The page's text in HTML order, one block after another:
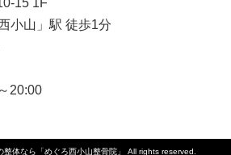
15 1F
小山」駅 徒歩1分
20:00
整体なら「めぐろ西小山整骨院」 All rights reserved.